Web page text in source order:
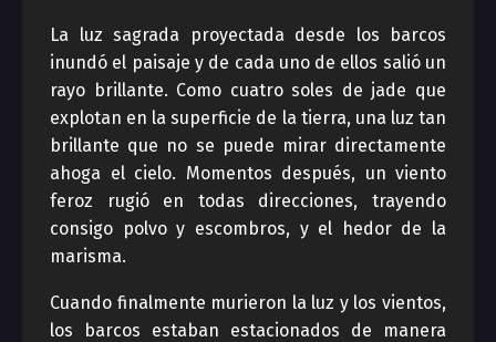
La luz sagrada proyectada desde los barcos
inundó el paisaje y de cada uno de ellos salió un
rayo brillante. Como cuatro soles de jade que
explotan en la superficie de la tierra, una luz tan
brillante que no se puede mirar directamente
ahoga el cielo. Momentos después, un viento
feroz rugió en todas direcciones, trayendo
consigo polvo y escombros, y el hedor de la
marisma.
Cuando finalmente murieron la luz y los vientos,
los barcos estaban estacionados de manera